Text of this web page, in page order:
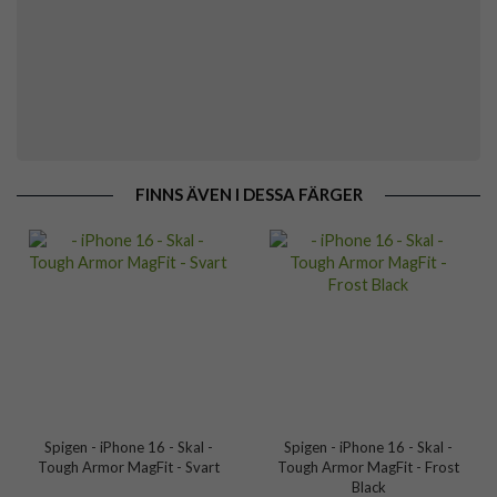
FINNS ÄVEN I DESSA FÄRGER
Spigen - iPhone 16 - Skal -
Tough Armor MagFit - Svart
Spigen - iPhone 16 - Skal -
Tough Armor MagFit - Frost
Black